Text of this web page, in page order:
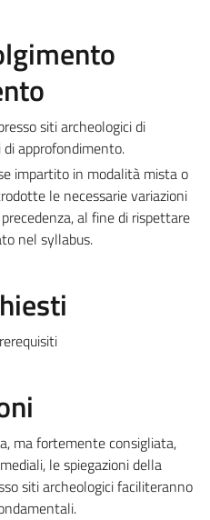
siti archeologici di
approfondimento.
impartito in modalità mista o
le necessarie variazioni
al fine di rispettare
nel syllabus.
ma fortemente consigliata,
le spiegazioni della
siti archeologici faciliteranno